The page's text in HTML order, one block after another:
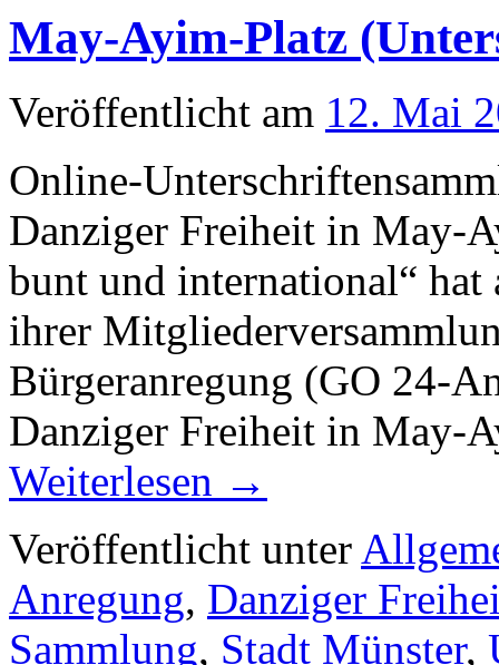
May-Ayim-Platz
Veröffentlicht am 12. Mai
Online-
Danziger Freiheit in May-
bunt und international“
ihrer
Bürgeranregung (GO 24-
Danziger Freiheit in May-
Weiterlesen →
Veröffentlicht unter
Anregung, Danziger
Sammlung, Stadt Münster,